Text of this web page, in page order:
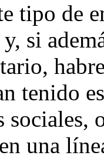
tipo de
si
tenido
sociales,
una